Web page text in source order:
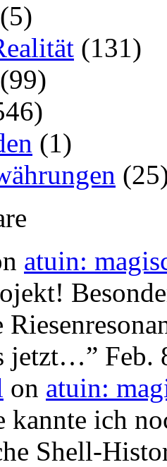
(5)
(131)
(99)
(1)
atuin:
jetzt…” Feb.
on atuin:
kannte ich
Shell-